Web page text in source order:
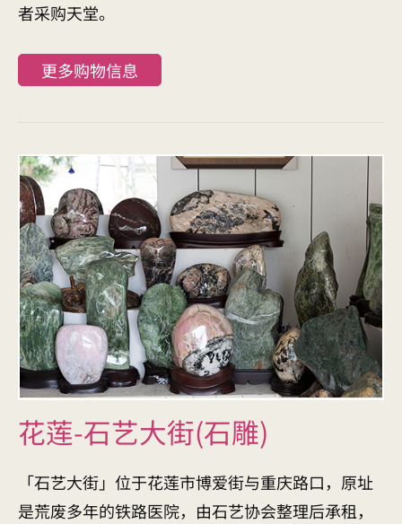
者采购天堂。
更多购物信息
花莲-石艺大街(石雕)
「石艺大街」位于花莲市博爱街与重庆路口，原址
是荒废多年的铁路医院，由石艺协会整理后承租，